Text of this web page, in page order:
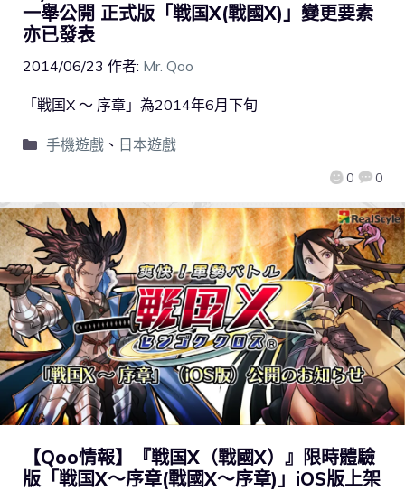
一舉公開 正式版「戦国X(戰國X)」變更要素
亦已發表
2014/06/23 作者: Mr. Qoo
0 0
「戦国X ～ 序章」為2014年6月下旬
手機遊戲、 日本遊戲
【Qoo情報】『戦国X（戰國X）』限時體驗
版「戦国X～序章(戰國X～序章)」iOS版上架